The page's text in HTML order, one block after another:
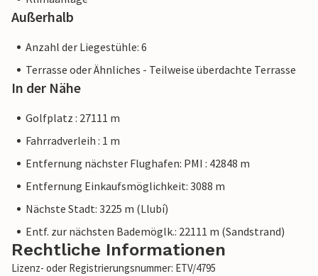
bieten und Ihr Aufenthalt sich nicht von einer Buchung bei
einer Unterkunft eines professionellen Eigentümers
Außerhalb
Anzahl der Liegestühle: 6
Terrasse oder Ähnliches - Teilweise überdachte Terrasse
In der Nähe
Golfplatz : 27111 m
Fahrradverleih : 1 m
Entfernung nächster Flughafen: PMI : 42848 m
Entfernung Einkaufsmöglichkeit: 3088 m
Nächste Stadt: 3225 m (Llubí)
Entf. zur nächsten Bademöglk.: 22111 m (Sandstrand)
Rechtliche Informationen
Lizenz- oder Registrierungsnummer: ETV/4795